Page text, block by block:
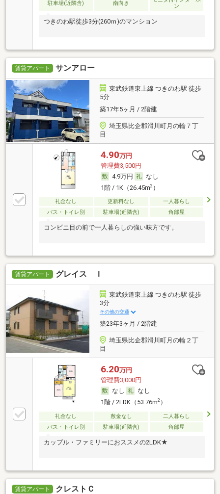
駐車場(近隣含) 南向き
ン
つきのわ駅徒歩3分(260ｍ)のマンション
賃貸アパート サンアロー
東武鉄道東上線 つきのわ駅 徒歩
5分
築17年5ヶ月 / 2階建
埼玉県比企郡滑川町月の輪７丁
目
4.90万円
管理費3,500円
4.9万円
なし
1階 / 1K（26.45m2）
礼金なし 更新料なし
一人暮らし
バス・トイレ別
駐車場(近隣含) 角部屋
コンビニ目の前で一人暮らしの強い味方です。
賃貸アパート グレイス Ｉ
東武鉄道東上線 つきのわ駅 徒歩
3分
その他の交通
築23年3ヶ月 / 2階建
埼玉県比企郡滑川町月の輪２丁
目
6.20万円
管理費3,000円
なし
なし
1階 / 2LDK（53.76m2）
礼金なし 敷金なし
二人暮らし
バス・トイレ別
駐車場(近隣含) 角部屋
カップル・ファミリーにおススメの2LDK★
賃貸アパート クレストＣ